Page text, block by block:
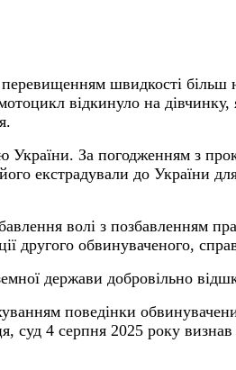
швидкості більш
відкинуло на дівчинку,
України. За погодженням з
екстрадували до України
волі з позбавленням
другого обвинуваченого,
держави добровільно
поведінки
суд 4 серпня 2025 року